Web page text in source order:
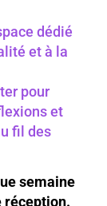
dédié
et à la
pour
et
fil des
semaine
réception.